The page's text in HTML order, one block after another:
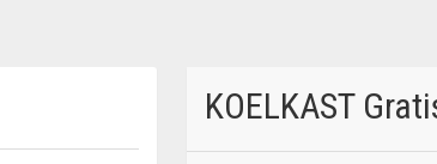
KOELKAST